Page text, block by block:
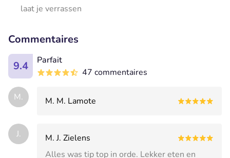
laat je verrassen
Commentaires
9.4
Parfait
47 commentaires
M. M. M. Lamote
J.
M. J. Zielens
Alles was tip top in orde. Lekker eten en